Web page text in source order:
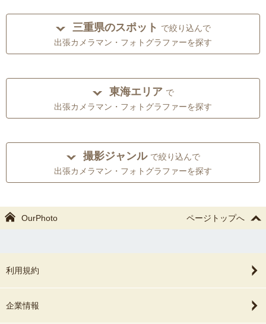
三重県のスポット で絞り込んで
出張カメラマン・フォトグラファーを探す
東海エリア で
出張カメラマン・フォトグラファーを探す
撮影ジャンル で絞り込んで
出張カメラマン・フォトグラファーを探す
OurPhoto ページトップへ
利用規約
企業情報